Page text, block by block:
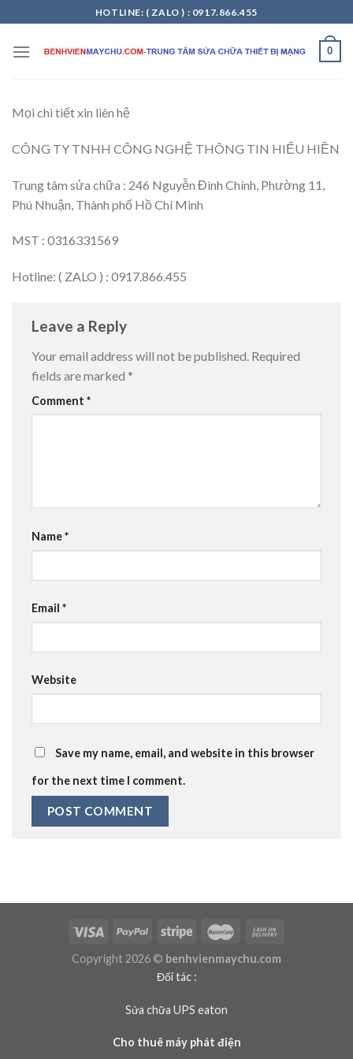
to
content
HOTLINE: ( ZALO ) : 0917.866.455
0
Mọi chi tiết xin liên hệ
CÔNG TY TNHH CÔNG NGHỆ THÔNG TIN HIẾU HIỀN
Trung tâm sửa chữa : 246 Nguyễn Đình Chính, Phường 11,
Phú Nhuận, Thành phố Hồ Chí Minh
MST : 0316331569
Hotline: ( ZALO ) : 0917.866.455
Leave a Reply
Your email address will not be published. Required
fields are marked *
Comment *
Name*
Email *
Website
Save my name, email, and website in this browser
for the next time I comment.
Copyright 2026 © benhvienmaychu.com
Đối tác :
Sửa chữa UPS eaton
Cho thuê máy phát điện